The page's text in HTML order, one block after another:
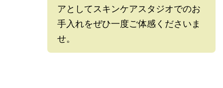
アとしてスキンケアスタジオでのお
手入れをぜひ一度ご体感くださいま
せ。